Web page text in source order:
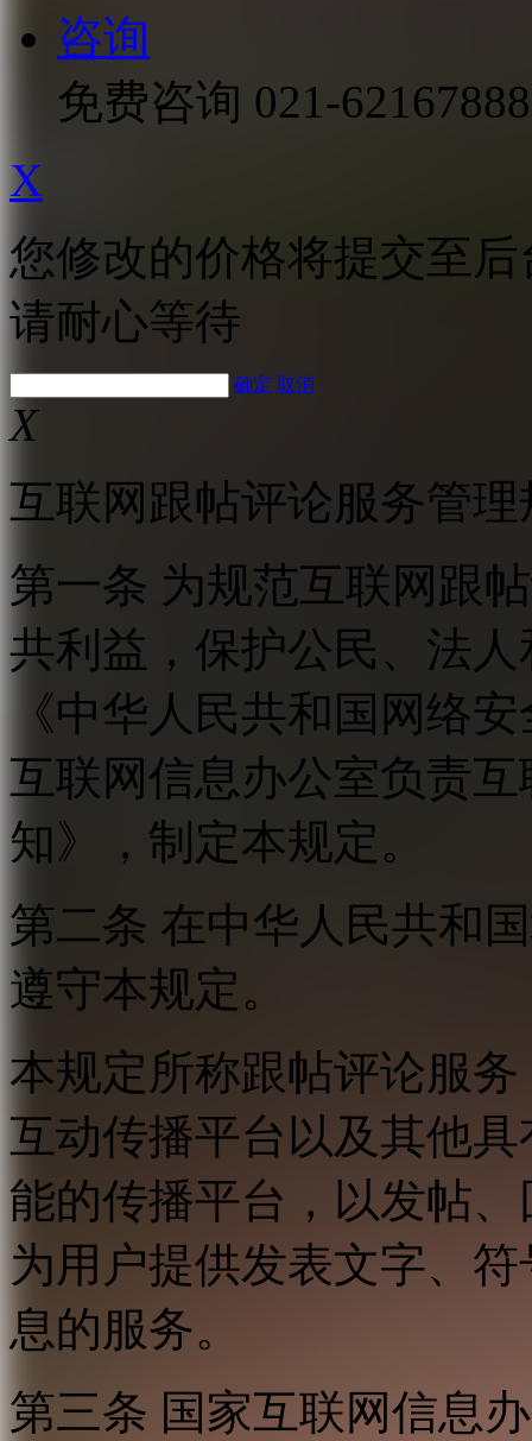
咨询
免费咨询 021-62167888
X
您修改的价格将提交至
请耐心等待
确定 取消
X
互联网跟帖评论服务管理
第一条 为规范互联网跟
共利益，保护公民、法
《中华人民共和国网络
互联网信息办公室负责
知》，制定本规定。
第二条 在中华人民共和
遵守本规定。
本规定所称跟帖评论服
互动传播平台以及其他
能的传播平台，以发帖
为用户提供发表文字、
息的服务。
第三条 国家互联网信息